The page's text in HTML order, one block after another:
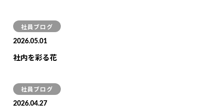
社員ブログ
2026.05.01
社内を彩る花
社員ブログ
2026.04.27